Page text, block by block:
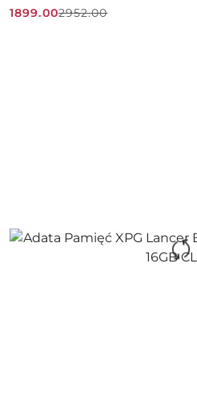
Cena
1899.00
Cena
2952.00